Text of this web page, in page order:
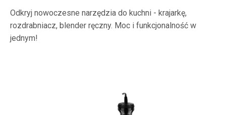
Odkryj nowoczesne narzędzia do kuchni - krajarkę,
rozdrabniacz, blender ręczny. Moc i funkcjonalność w
jednym!